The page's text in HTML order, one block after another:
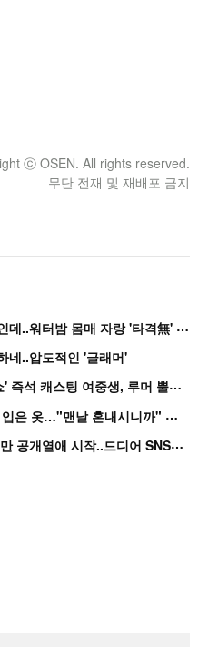
ⓒ OSEN. All rights reserved.
무단 전재 및 재배포 금지
비
비, 성행위 연상 안무로 논란인데..워터밤 몸매 자랑 '타격無' 근황
네..압도적인 '글래머'
“
연습생 아닙니다” 싸이 '흠뻑쇼' 즉석 캐스팅 여중생, 루머 뿔났다[Oh!쎈 이...
홍
진영, '임신설' 종결 작정하고 입은 옷…"맨날 혼내시니까" 억울
'
흑백' 김도윤♥배우 김서연, 4년만 공개열애 시작..드디어 SNS에 노출 [핫피...